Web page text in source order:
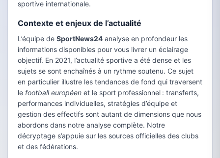
sportive internationale.
Contexte et enjeux de l’actualité
L’équipe de SportNews24 analyse en profondeur les
informations disponibles pour vous livrer un éclairage
objectif. En 2021, l’actualité sportive a été dense et les
sujets se sont enchaînés à un rythme soutenu. Ce sujet
en particulier illustre les tendances de fond qui traversent
le football européen et le sport professionnel : transferts,
performances individuelles, stratégies d’équipe et
gestion des effectifs sont autant de dimensions que nous
abordons dans notre analyse complète. Notre
décryptage s’appuie sur les sources officielles des clubs
et des fédérations.